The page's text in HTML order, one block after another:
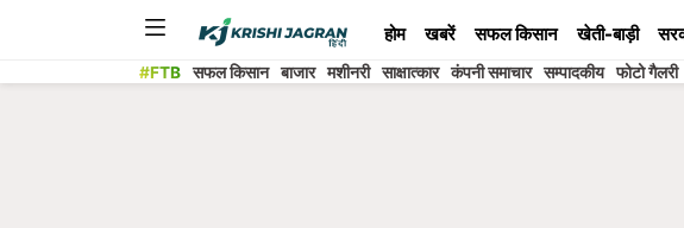
होम खबरें सफल किसान खेती-बाड़ी
#FTB सफल किसान बाजार मशीनरी साक्षात्कार कंपनी समाचार सम्पादकीय फोटो गैलरी